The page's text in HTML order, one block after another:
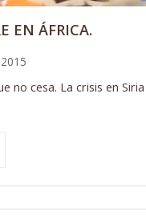
EN ÁFRICA.
no cesa. La crisis en